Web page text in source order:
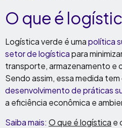
O que é
Logística verde é umapolítica
setor de logísticapara
transporte, armazenamento e
Sendo assim, essa medida
desenvolvimento de práticas
a eficiência econômica e
Saiba mais: O que é logística e